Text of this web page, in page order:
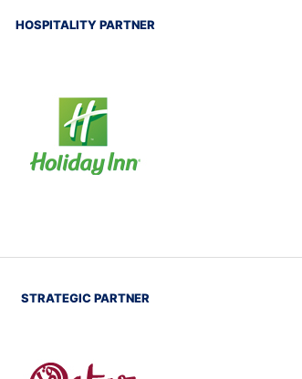
HOSPITALITY PARTNER
STRATEGIC PARTNER